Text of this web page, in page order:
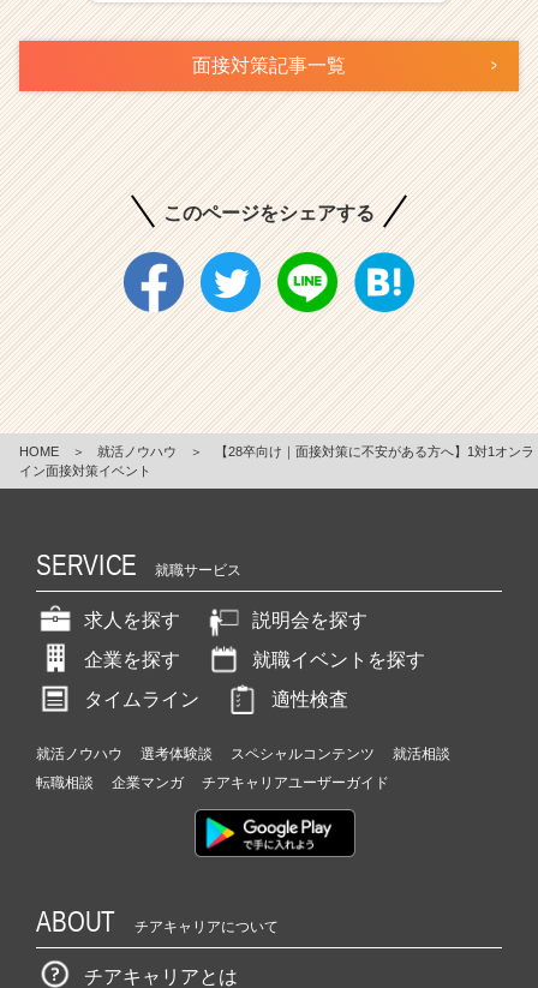
面接対策記事一覧
このページをシェアする
HOME ＞ 就活ノウハウ ＞
【28卒向け｜面接対策に不安がある方へ】1対1オンラ
イン面接対策イベント
SERVICE 就職サービス
求人を探す
説明会を探す
企業を探す
就職イベントを探す
タイムライン
適性検査
就活ノウハウ 選考体験談 スペシャルコンテンツ
就活相談
転職相談
企業マンガ チアキャリアユーザーガイド
ABOUT チアキャリアについて
チアキャリアとは